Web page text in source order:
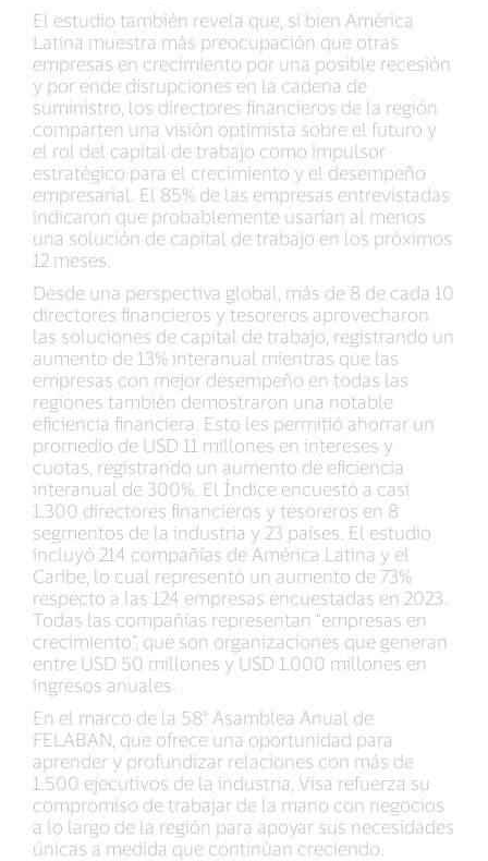
El estudio también revela que, si bien América
Latina muestra más preocupación que otras
empresas en crecimiento por una posible recesión
y por ende disrupciones en la cadena de
suministro, los directores financieros de la región
comparten una visión optimista sobre el futuro y
el rol del capital de trabajo como impulsor
estratégico para el crecimiento y el desempeño
empresarial. El 85% de las empresas entrevistadas
indicaron que probablemente usarían al menos
una solución de capital de trabajo en los próximos
12 meses.
Desde una perspectiva global, más de 8 de cada 10
directores financieros y tesoreros aprovecharon
las soluciones de capital de trabajo, registrando un
aumento de 13% interanual mientras que las
empresas con mejor desempeño en todas las
regiones también demostraron una notable
eficiencia financiera. Esto les permitió ahorrar un
promedio de USD 11 millones en intereses y
cuotas, registrando un aumento de eficiencia
interanual de 300%. El Índice encuestó a casi
1.300 directores financieros y tesoreros en 8
segmentos de la industria y 23 países. El estudio
incluyó 214 compañías de América Latina y el
Caribe, lo cual representó un aumento de 73%
respecto a las 124 empresas encuestadas en 2023.
Todas las compañías representan “empresas en
crecimiento”, que son organizaciones que generan
entre USD 50 millones y USD 1.000 millones en
ingresos anuales.
En el marco de la 58° Asamblea Anual de
FELABAN, que ofrece una oportunidad para
aprender y profundizar relaciones con más de
1.500 ejecutivos de la industria, Visa refuerza su
compromiso de trabajar de la mano con negocios
a lo largo de la región para apoyar sus necesidades
únicas a medida que continúan creciendo.